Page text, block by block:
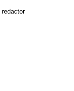
redactor